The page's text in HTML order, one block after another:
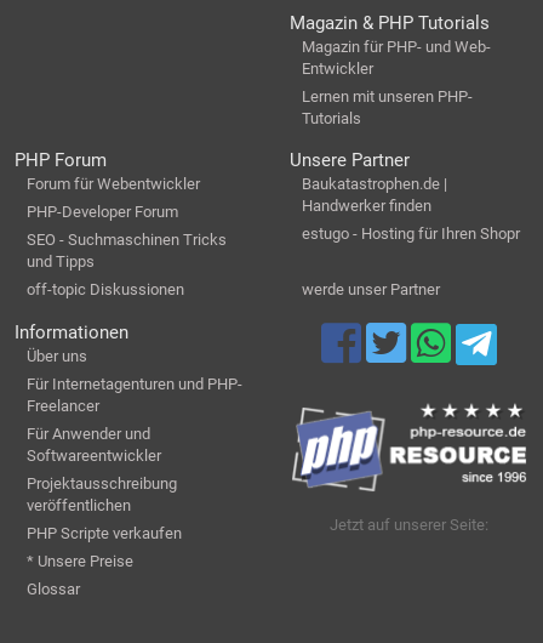
Magazin & PHP Tutorials
Magazin für PHP- und Web-
Entwickler
Lernen mit unseren PHP-
Tutorials
PHP Forum
Forum für Webentwickler
PHP-Developer Forum
SEO - Suchmaschinen Tricks
und Tipps
off-topic Diskussionen
Unsere Partner
Baukatastrophen.de |
Handwerker finden
estugo - Hosting für Ihren Shopr
werde unser Partner
Informationen
Über uns
Für Internetagenturen und PHP-
Freelancer
Für Anwender und
Softwareentwickler
Projektausschreibung
veröffentlichen
PHP Scripte verkaufen
* Unsere Preise
Glossar
Jetzt auf unserer Seite: